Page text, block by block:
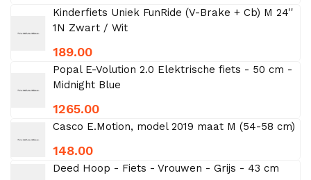
Kinderfiets Uniek FunRide (V-Brake + Cb) M 24''
1N Zwart / Wit
189.00
Popal E-Volution 2.0 Elektrische fiets - 50 cm -
Midnight Blue
1265.00
Casco E.Motion, model 2019 maat M (54-58 cm)
148.00
Deed Hoop - Fiets - Vrouwen - Grijs - 43 cm